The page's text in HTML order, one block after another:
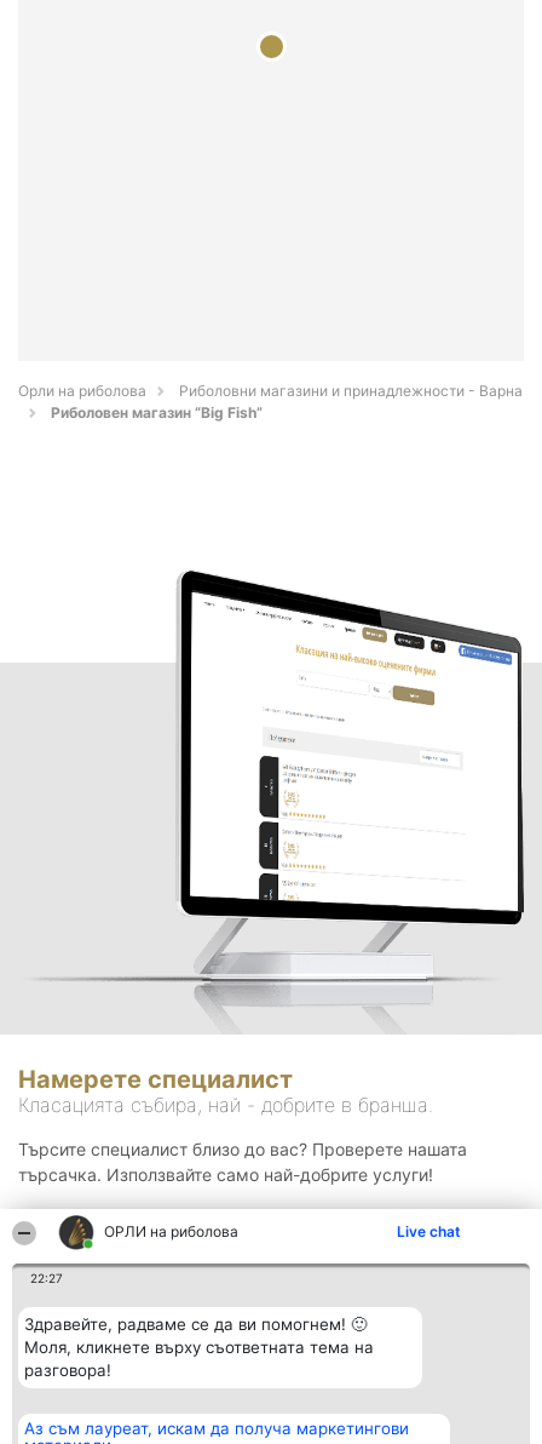
ОРЛИ на риболова Live chat
22:27
Здравейте, радваме се да ви помогнем! 🙂
Моля, кликнете върху съответната тема на
разговора!
Аз съм лауреат, искам да получа маркетингови
Орли на риболова
Риболовни магазини и принадлежности - Варна
Риболовен магазин “Big Fish”
Намерете специалист
Класацията събира, най - добрите в бранша.
Търсите специалист близо до вас? Проверете нашата
търсачка. Използвайте само най-добрите услуги!
Организатор на
Класация Контакти